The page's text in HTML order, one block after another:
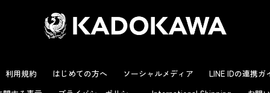
利用規約 はじめての方へ ソーシャルメディア LINE IDの連携ガ